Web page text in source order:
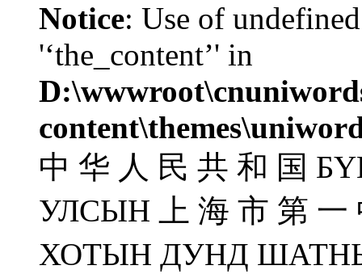
Notice: Use of
'‘the_content’' in
中 华 人 民 共 和 国
УЛСЫН 上 海 市 第
ХОТЫН ДУНД